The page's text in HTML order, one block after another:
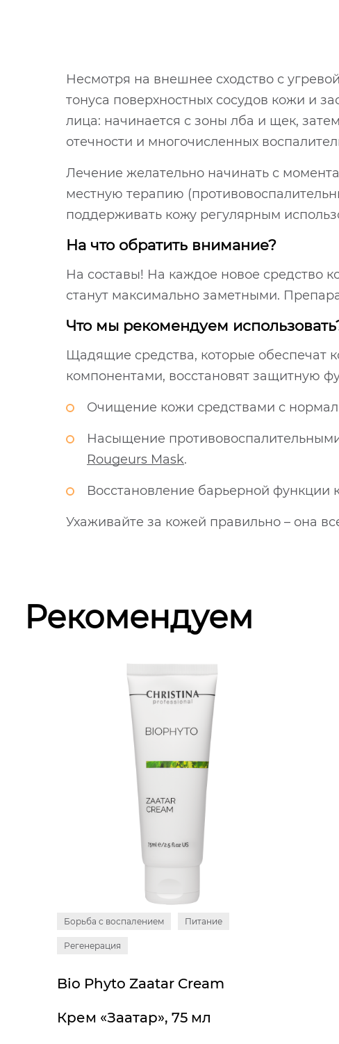
Несмотря на внешнее сходство с
тонуса поверхностных сосудов кожи и
лица: начинается с зоны лба и щек,
отечности и многочисленных
Лечение желательно начинать с
местную терапию
поддерживать кожу регулярным
На что обратить внимание?
На составы! На каждое новое средство
станут максимально заметными.
Что мы рекомендуем
Щадящие средства, которые обеспечат
компонентами, восстановят защитную
Очищение кожи средствами с
Насыщение
Rougeurs Mask.
Восстановление барьерной функции
Ухаживайте за кожей правильно – она
Рекомендуем
Борьба с воспалением Питание
Регенерация
Bio Phyto Zaatar Cream
Крем «Заатар», 75 мл